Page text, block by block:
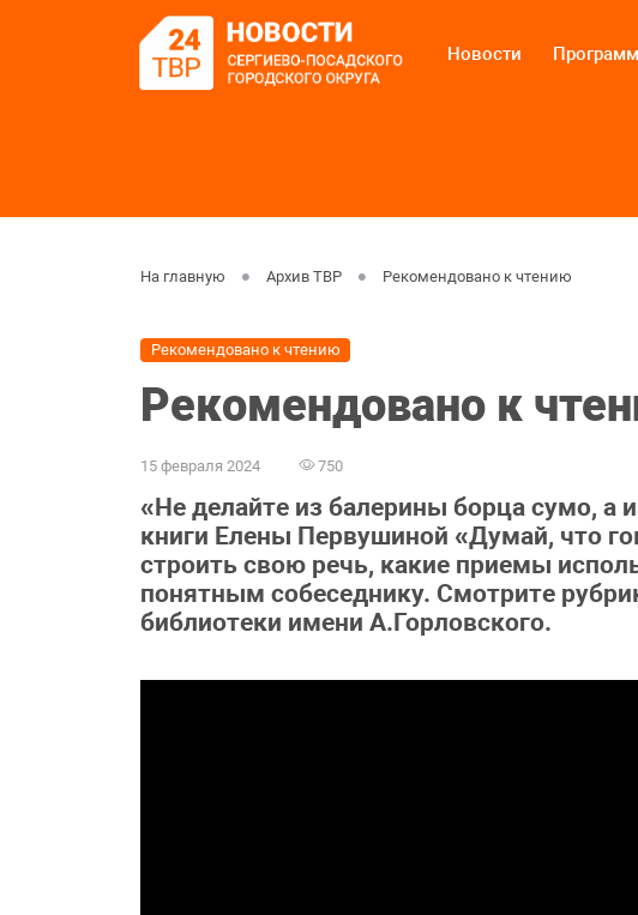
Новости
На главную Архив ТВР Рекомендовано к чтению
Рекомендовано к чтению
Рекомендовано к
15 февраля 2024 750
«Не делайте из балерины борца сумо, а
книги Елены Первушиной «Думай, что
строить свою речь, какие приемы
понятным собеседнику. Смотрите
библиотеки имени А.Горловского.